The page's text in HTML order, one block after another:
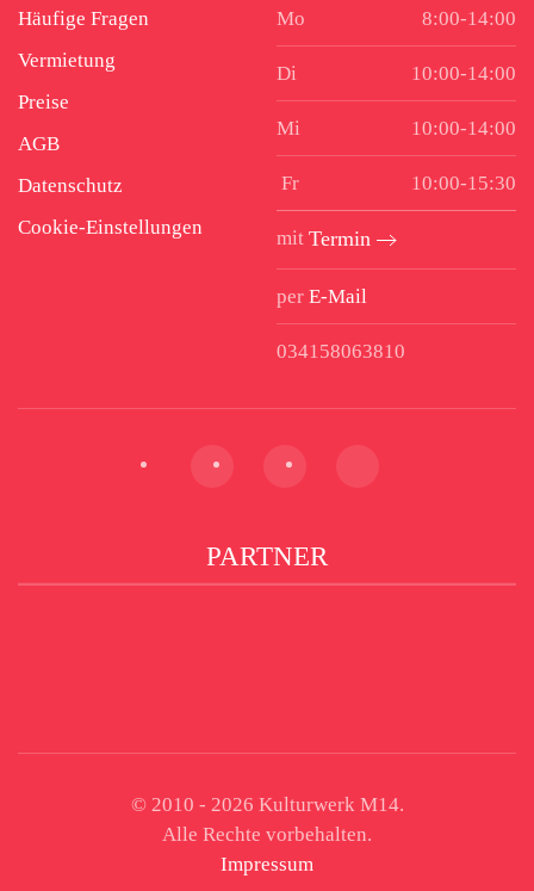
Häufige Fragen
Vermietung
Preise
AGB
Datenschutz
Cookie-Einstellungen
Mo 8:00-14:00
Di 10:00-14:00
Mi 10:00-14:00
Fr 10:00-15:30
mit Termin
per E-Mail
034158063810
PARTNER
© 2010 - 2026 Kulturwerk M14.
Alle Rechte vorbehalten.
Impressum